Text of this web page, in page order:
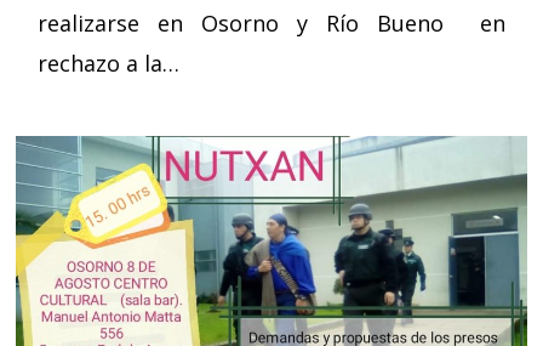
realizarse en Osorno y Río Bueno en
rechazo a la…